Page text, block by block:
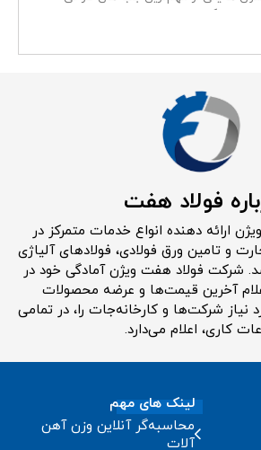
است که
فولاد هفت
ارائه دهنده انواع خدمات متمرکز در
و تامین ورق فولادی، فولادهای آلیاژی
شرکت فولاد هفت ویژن آمادگی خود در
آخرین قیمت‌ها و عرضه محصولات
شرکت‌ها و کارخانه‌جات را، در تمامی
کاری، اعلام می‌دارد.
لینک های مهم
محاسبه‌گر آنلاین وزن آهن
آلات